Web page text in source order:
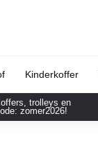
Kinderkoffer
trolleys en
zomer2026!